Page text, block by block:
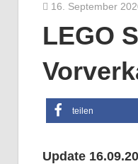
16. September
LEGO
teilen
Update